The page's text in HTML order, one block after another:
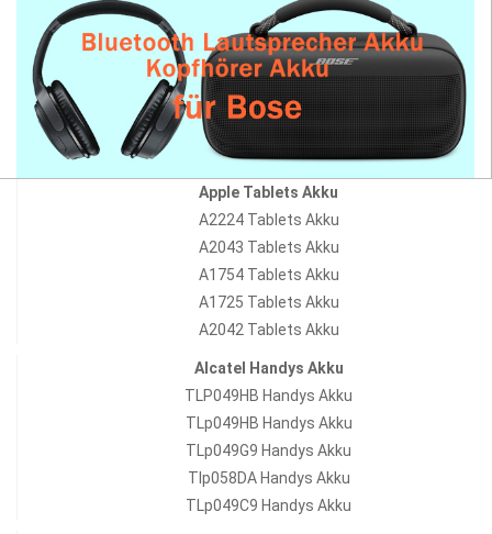
Apple Tablets Akku
A2224 Tablets Akku
A2043 Tablets Akku
A1754 Tablets Akku
A1725 Tablets Akku
A2042 Tablets Akku
Alcatel Handys Akku
TLP049HB Handys Akku
TLp049HB Handys Akku
TLp049G9 Handys Akku
Tlp058DA Handys Akku
TLp049C9 Handys Akku